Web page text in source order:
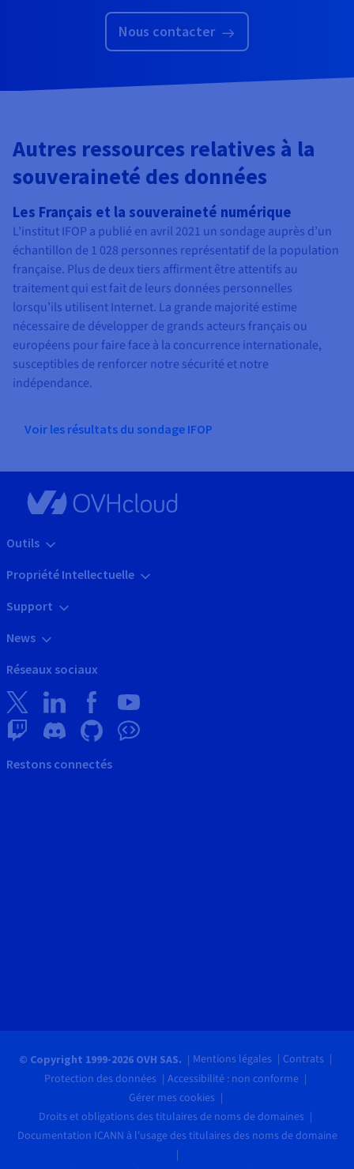
Nous contacter
Autres ressources relatives à la
souveraineté des données
Les Français et la souveraineté numérique
L’institut IFOP a publié en avril 2021 un sondage auprès d’un
échantillon de 1 028 personnes représentatif de la population
française. Plus de deux tiers affirment être attentifs au
traitement qui est fait de leurs données personnelles
lorsqu’ils utilisent Internet. La grande majorité estime
nécessaire de développer de grands acteurs français ou
européens pour faire face à la concurrence internationale,
susceptibles de renforcer notre sécurité et notre
indépendance.
Voir les résultats du sondage IFOP
Outils
Propriété Intellectuelle
Support
News
Réseaux sociaux
Restons connectés
© Copyright 1999-2026 OVH SAS. Mentions légales
Contrats
Protection des données
Accessibilité : non conforme
Gérer mes cookies
Droits et obligations des titulaires de noms de domaines
Documentation ICANN à l'usage des titulaires des noms de domaine